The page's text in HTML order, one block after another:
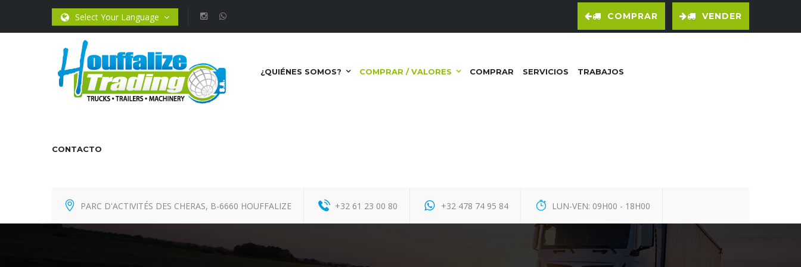
Select Your Language COMPRAR VENDER
¿QUIÉNES SOMOS? COMPRAR / VALORES COMPRAR SERVICIOS TRABAJOS
CONTACTO
PARC D'ACTIVITÉS DES CHERAS, B-6660 HOUFFALIZE +32 61 23 00 80 +32 478 74 95 84 LUN-VEN: 09H00 - 18H00